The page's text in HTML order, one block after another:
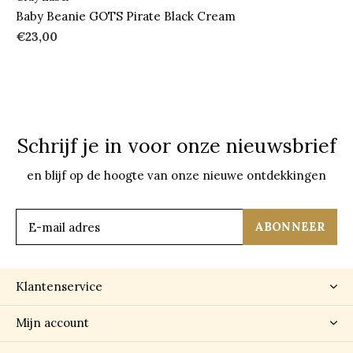
Baby Beanie GOTS Pirate Black Cream
€23,00
Schrijf je in voor onze nieuwsbrief
en blijf op de hoogte van onze nieuwe ontdekkingen
ABONNEER
Klantenservice
Mijn account